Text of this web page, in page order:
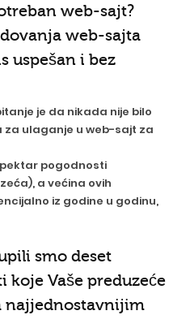
web-sajt?
web-sajta
uspešan i bez
je da nikada nije bilo
za ulaganje u web-sajt za
pogodnosti
a većina ovih
iz godine u godinu,
smo deset
koje Vaše preduzeće
najjednostavnijim